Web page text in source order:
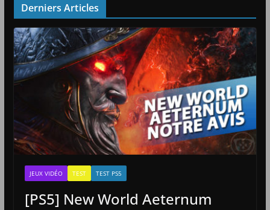
Derniers Articles
JEUX VIDÉO TEST TEST PS5
[PS5] New World Aeternum